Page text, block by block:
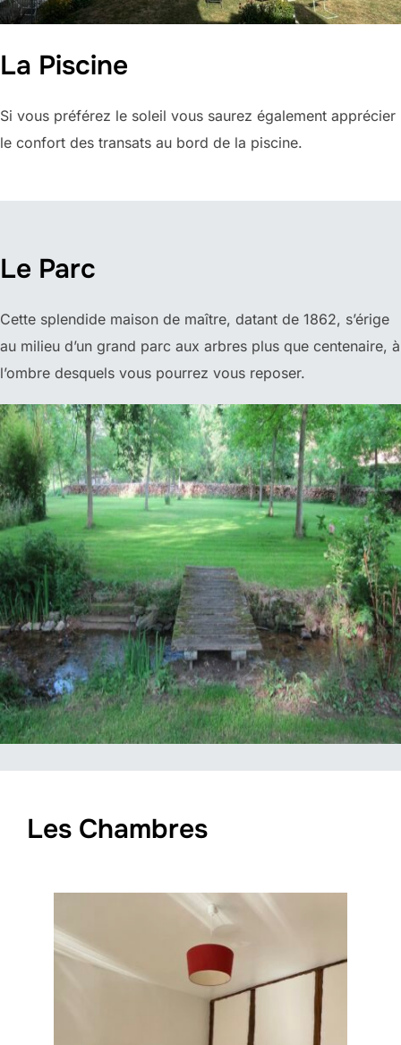
La Piscine
Si vous préférez le soleil vous saurez également apprécier
le confort des transats au bord de la piscine.
Le Parc
Cette splendide maison de maître, datant de 1862, s’érige
au milieu d’un grand parc aux arbres plus que centenaire, à
l’ombre desquels vous pourrez vous reposer.
Les Chambres